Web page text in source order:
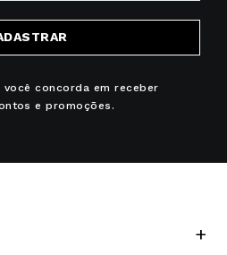
você concorda em receber
e promoções.
+